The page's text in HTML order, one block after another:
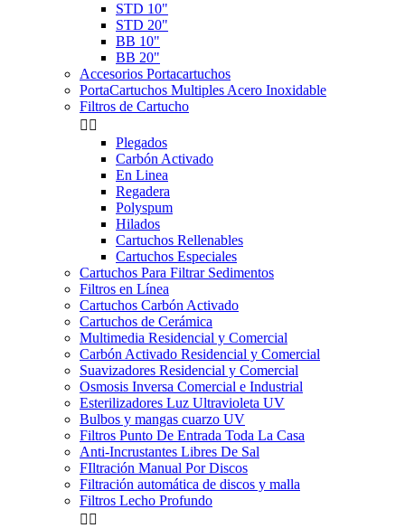
STD 10"
STD 20"
BB 10"
BB 20"
Accesorios Portacartuchos
PortaCartuchos Multiples Acero Inoxidable
Filtros de Cartucho
 
Plegados
Carbón Activado
En Linea
Regadera
Polyspum
Hilados
Cartuchos Rellenables
Cartuchos Especiales
Cartuchos Para Filtrar Sedimentos
Filtros en Línea
Cartuchos Carbón Activado
Cartuchos de Cerámica
Multimedia Residencial y Comercial
Carbón Activado Residencial y Comercial
Suavizadores Residencial y Comercial
Osmosis Inversa Comercial e Industrial
Esterilizadores Luz Ultravioleta UV
Bulbos y mangas cuarzo UV
Filtros Punto De Entrada Toda La Casa
Anti-Incrustantes Libres De Sal
FIltración Manual Por Discos
Filtración automática de discos y malla
Filtros Lecho Profundo
 